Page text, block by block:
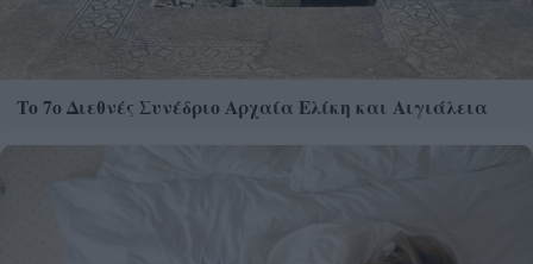
Το 7ο Διεθνές Συνέδριο Αρχαία Ελίκη και Αιγιάλεια